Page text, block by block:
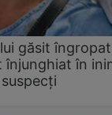
găsit
în